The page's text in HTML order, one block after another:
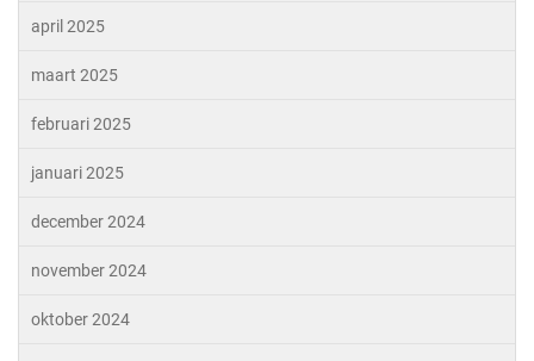
april 2025
maart 2025
februari 2025
januari 2025
december 2024
november 2024
oktober 2024